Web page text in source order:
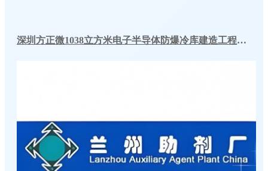
深圳方正微1038立方米电子半导体防爆冷库建造工程案例